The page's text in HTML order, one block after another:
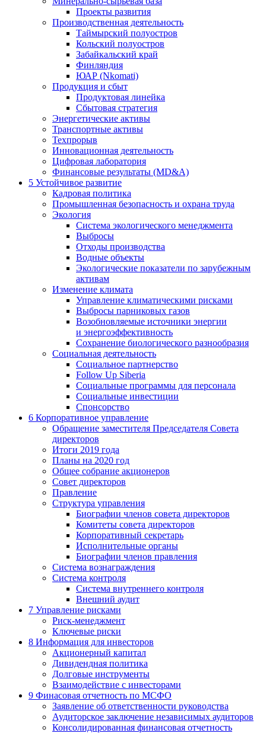
Проекты развития
Производственная деятельность
Таймырский полуостров
Кольский полуостров
Забайкальский край
Финляндия
ЮАР (Nkomati)
Продукция и сбыт
Продуктовая линейка
Сбытовая стратегия
Энергетические активы
Транспортные активы
Техпрорыв
Инновационная деятельность
Цифровая лаборатория
Финансовые результаты (MD&A)
5 Устойчивое развитие
Кадровая политика
Промышленная безопасность и охрана труда
Экология
Система экологического менеджмента
Выбросы
Отходы производства
Водные объекты
Экологические показатели по зарубежным
активам
Изменение климата
Управление климатическими рисками
Выбросы парниковых газов
Возобновляемые источники энергии
и энергоэффективность
Сохранение биологического разнообразия
Социальная деятельность
Социальное партнерство
Follow Up Siberia
Социальные программы для персонала
Социальные инвестиции
Спонсорство
6 Корпоративное управление
Обращение заместителя Председателя Совета
директоров
Итоги 2019 года
Планы на 2020 год
Общее собрание акционеров
Совет директоров
Правление
Структура управления
Биографии членов совета директоров
Комитеты совета директоров
Корпоративный секретарь
Исполнительные органы
Биографии членов правления
Система вознаграждения
Система контроля
Система внутреннего контроля
Внешний аудит
7 Управление рисками
Риск-менеджмент
Ключевые риски
8 Информация для инвесторов
Акционерный капитал
Дивидендная политика
Долговые инструменты
Взаимодействие с инвеcторами
9 Финасовая отчетность по МСФО
Заявление об ответственности руководства
Аудиторское заключение независимых аудиторов
Консолидированная финансовая отчетность